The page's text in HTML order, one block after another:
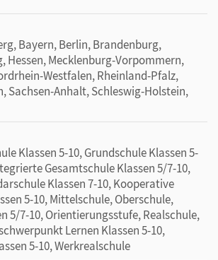
Bayern, Berlin, Brandenburg,
Hessen, Mecklenburg-Vorpommern,
Westfalen, Rheinland-Pfalz,
Sachsen-Anhalt, Schleswig-Holstein,
Klassen 5-10, Grundschule Klassen 5-
Gesamtschule Klassen 5/7-10,
Klassen 7-10, Kooperative
5-10, Mittelschule, Oberschule,
5/7-10, Orientierungsstufe, Realschule,
Lernen Klassen 5-10,
5-10, Werkrealschule